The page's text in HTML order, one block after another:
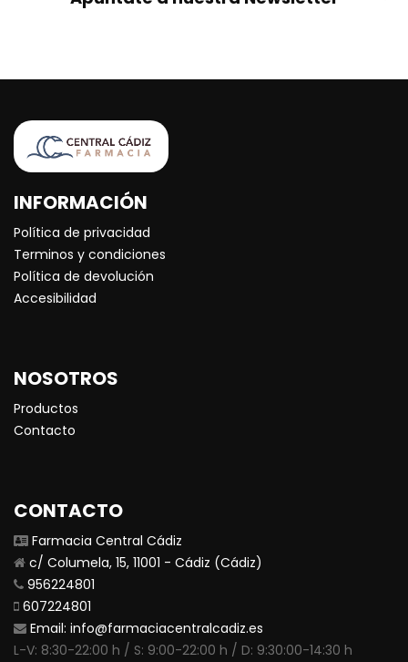
INFORMACIÓN
Política de privacidad
Terminos y condiciones
Política de devolución
Accesibilidad
NOSOTROS
Productos
Contacto
CONTACTO
Farmacia Central Cádiz
c/ Columela, 15, 11001 - Cádiz (Cádiz)
956224801
607224801
Email: info@farmaciacentralcadiz.es
L-V: 8:30-22:00 h / S: 9:00-22:00 h / D: 9:30:00-14:30 h